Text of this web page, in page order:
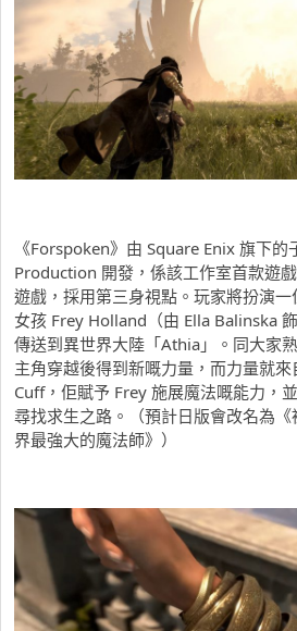
《Forspoken》由 Square Enix 旗下
Production 開發，係該工作室首款遊
遊戲，採用第三身視點。玩家將扮演
女孩 Frey Holland（由 Ella Balinska
傳送到異世界大陸「Athia」。同大家
主角穿越後得到新嘅力量，而力量就來
Cuff，佢賦予 Frey 施展魔法嘅能力，
尋找求生之路。（預計日版會改名為
界最強大的魔法師》）